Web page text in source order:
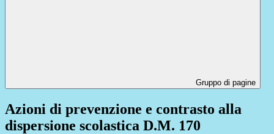
Gruppo di pagine
Azioni di prevenzione e contrasto alla
dispersione scolastica D.M. 170